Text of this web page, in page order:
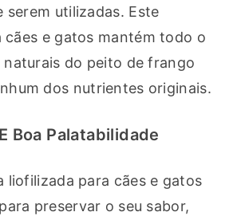
serem utilizadas. Este
cães e gatos mantém todo o
naturais do peito de frango
dos nutrientes originais.
Boa Palatabilidade
liofilizada para cães e gatos
preservar o seu sabor,